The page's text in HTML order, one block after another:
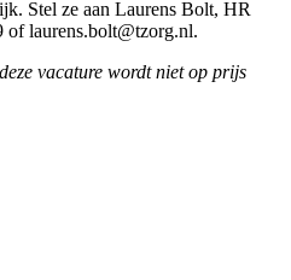
Stel ze aan Laurens Bolt, HR
laurens.bolt@tzorg.nl.
vacature wordt niet op prijs